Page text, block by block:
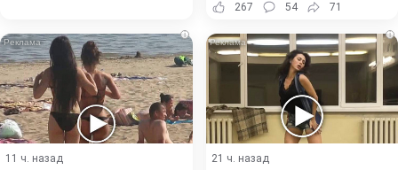
267
54 71
i
11 ч. назад
i
21 ч. назад